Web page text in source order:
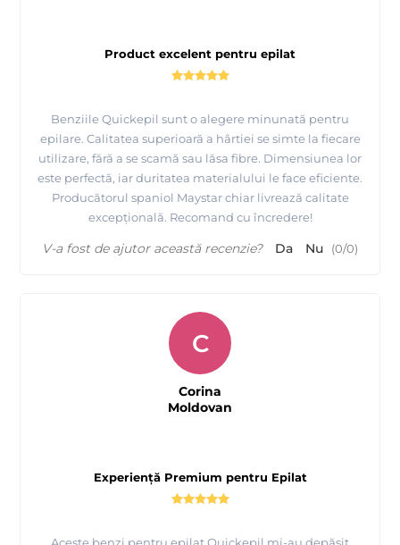
Product excelent pentru epilat
Benziile Quickepil sunt o alegere minunată pentru
epilare. Calitatea superioară a hârtiei se simte la fiecare
utilizare, fără a se scamă sau lăsa fibre. Dimensiunea lor
este perfectă, iar duritatea materialului le face eficiente.
Producătorul spaniol Maystar chiar livrează calitate
excepțională. Recomand cu încredere!
V-a fost de ajutor această recenzie? Da Nu (0/0)
Experiență Premium pentru Epilat
C
Corina
Moldovan